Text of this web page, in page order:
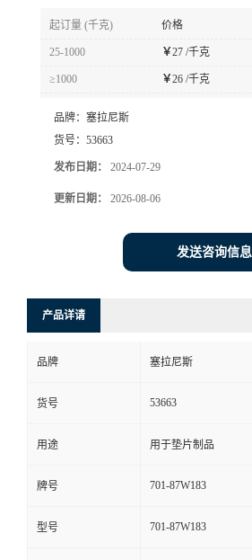
起订量 (千克) 价格
25-1000 ￥27 /千克
≥1000 ￥26 /千克
品牌： 塞拉尼斯
货号： 53663
发布日期： 2024-07-29
更新日期： 2026-08-06
发送咨询信息
产品详请
品牌 塞拉尼斯
货号 53663
用途 用于垫片制品
牌号 701-87W183
型号 701-87W183